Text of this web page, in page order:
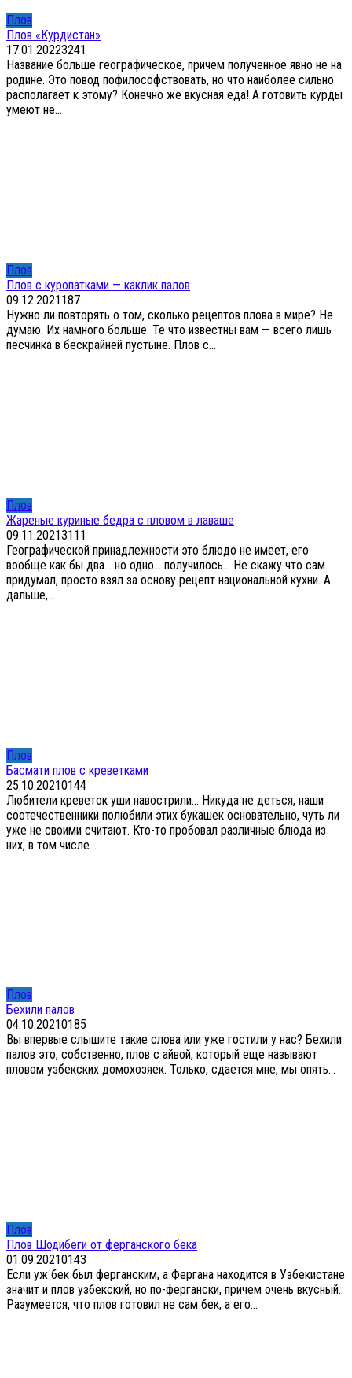
Плов
Плов «Курдистан»
17.01.20223241
Название больше географическое, причем полученное явно не на
родине. Это повод пофилософствовать, но что наиболее сильно
располагает к этому? Конечно же вкусная еда! А готовить курды
умеют не...
Плов
Плов с куропатками — каклик палов
09.12.2021187
Нужно ли повторять о том, сколько рецептов плова в мире? Не
думаю. Их намного больше. Те что известны вам — всего лишь
песчинка в бескрайней пустыне. Плов с...
Плов
Жареные куриные бедра с пловом в лаваше
09.11.20213111
Географической принадлежности это блюдо не имеет, его
вообще как бы два… но одно… получилось… Не скажу что сам
придумал, просто взял за основу рецепт национальной кухни. А
дальше,...
Плов
Басмати плов с креветками
25.10.20210144
Любители креветок уши навострили… Никуда не деться, наши
соотечественники полюбили этих букашек основательно, чуть ли
уже не своими считают. Кто-то пробовал различные блюда из
них, в том числе...
Плов
Бехили палов
04.10.20210185
Вы впервые слышите такие слова или уже гостили у нас? Бехили
палов это, собственно, плов с айвой, который еще называют
пловом узбекских домохозяек. Только, сдается мне, мы опять...
Плов
Плов Шодибеги от ферганского бека
01.09.20210143
Если уж бек был ферганским, а Фергана находится в Узбекистане
значит и плов узбекский, но по-фергански, причем очень вкусный.
Разумеется, что плов готовил не сам бек, а его...